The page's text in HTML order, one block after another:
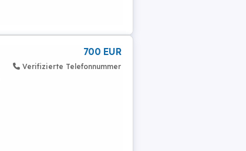
700 EUR
Verifizierte Telefonnummer